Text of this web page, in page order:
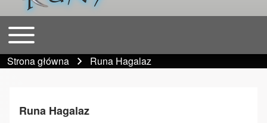
Close Search Block
Szukaj
Główna nawigacja
Open or Close horizontal Main Menu
Ścieżka nawigacyjna
Strona główna Runa Hagalaz
Runa Hagalaz